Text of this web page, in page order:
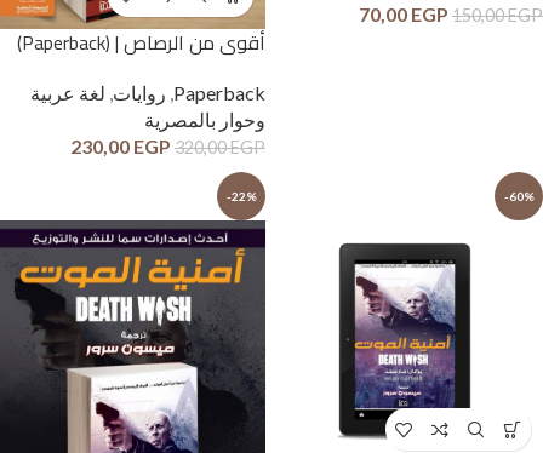
150,00EGP
70,00 EGP
أقوى من الرصاص | (Paperback)
Paperback
, روايات, لغة عربية
وحوار بالمصرية
320,00EGP
230,00 EGP
-60%
-22%